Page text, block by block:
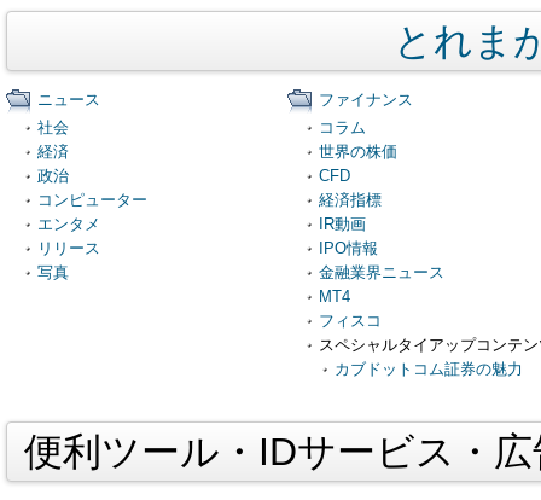
とれま
ニュース
社会
経済
政治
コンピューター
エンタメ
リリース
写真
ファイナンス
コラム
世界の株価
CFD
経済指標
IR動画
IPO情報
金融業界ニュース
MT4
フィスコ
スペシャルタイアップコンテ
カブドットコム証券の魅力
便利ツール・IDサービス・